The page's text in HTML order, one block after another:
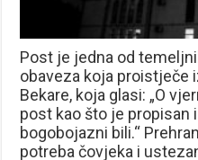
Post je jedna od
obaveza koja proistječe
Bekare, koja glasi: „O
post kao što je propisan
bogobojazni bili.“
potreba čovjeka i